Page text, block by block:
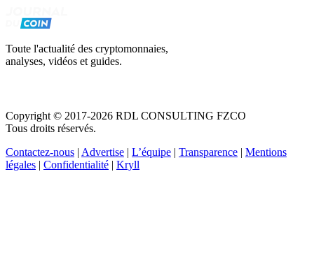
Toute l'actualité des cryptomonnaies,
analyses, vidéos et guides.
Copyright © 2017-2026 RDL CONSULTING FZCO
Tous droits réservés.
Contactez-nous Advertise L’équipe Transparence
Mentions
légales
Confidentialité Kryll